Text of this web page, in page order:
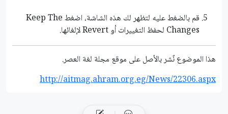
قم بالضغط عليه لتظهر لك هذه الشاشة، اضغط Keep The
Changes لحفظ التغييرات أو Revert لإلغائها.
هذا الموضوع نٌشر باﻷصل على موقع مجلة لغة العصر.
http://aitmag.ahram.org.eg/News/22306.aspx